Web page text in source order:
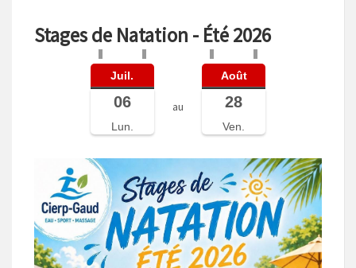
Stages de Natation - Été 2026
Juil.
06
Lun.
au
Août
28
Ven.